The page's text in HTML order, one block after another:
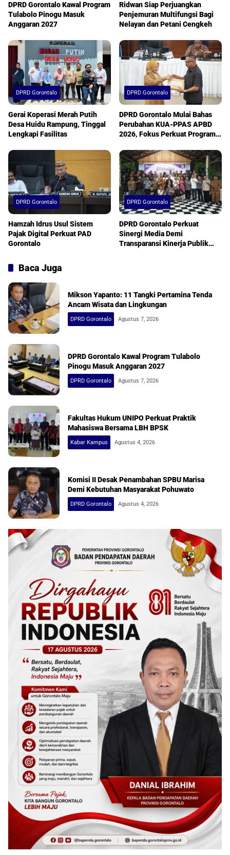
DPRD Gorontalo Kawal Program
Tulabolo Pinogu Masuk
Anggaran 2027
Ridwan Siap Perjuangkan
Penjemuran Multifungsi Bagi
Nelayan dan Petani Cengkeh
DPRD Gorontalo
Gerai Koperasi Merah Putih
Desa Huidu Rampung, Tinggal
Lengkapi Fasilitas
DPRD Gorontalo
DPRD Gorontalo Mulai Bahas
Perubahan KUA-PPAS APBD
2026, Fokus Perkuat Program
DPRD Gorontalo
Hamzah Idrus Usul Sistem
Pajak Digital Perkuat PAD
Gorontalo
DPRD Gorontalo
DPRD Gorontalo Perkuat
Sinergi Media Demi
Transparansi Kinerja Publik
Baca Juga
Mikson Yapanto: 11 Tangki Pertamina Tenda
Ancam Wisata dan Lingkungan
DPRD Gorontalo Agustus 7, 2026
DPRD Gorontalo Kawal Program Tulabolo
Pinogu Masuk Anggaran 2027
DPRD Gorontalo Agustus 7, 2026
Fakultas Hukum UNIPO Perkuat Praktik
Mahasiswa Bersama LBH BPSK
Kabar Kampus Agustus 4, 2026
Komisi II Desak Penambahan SPBU Marisa
Demi Kebutuhan Masyarakat Pohuwato
DPRD Gorontalo Agustus 4, 2026